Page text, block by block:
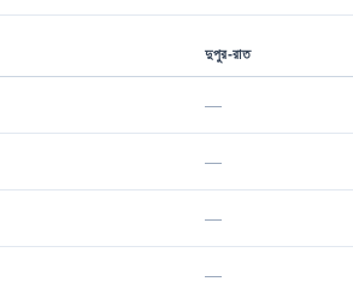
দুপুর-রাত
—
—
—
—